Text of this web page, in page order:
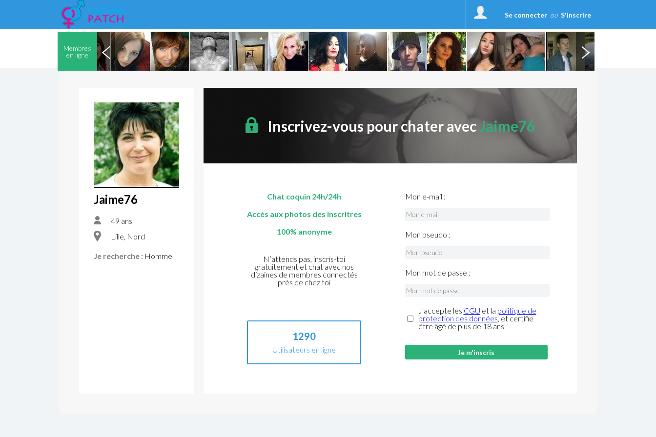
Se connecter ou S'inscrire
Membres
en ligne
Jaime76
49 ans
Lille, Nord
Je recherche : Homme
Inscrivez-vous pour chater avecJaime76
Chat coquin 24h/24h
Accès aux photos des inscritres
100% anonyme
N’attends pas, inscris-toi
gratuitement et chat avec nos
dizaines de membres connectés
près de chez toi
1290
Utilisateurs en ligne
Mon e-mail :
Mon pseudo :
Mon mot de passe :
J'accepte les CGU et la politique de
protection des données, et certifie
être âgé de plus de 18 ans